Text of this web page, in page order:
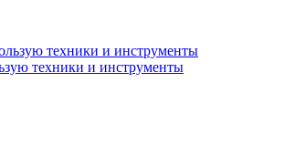
техники и инструменты